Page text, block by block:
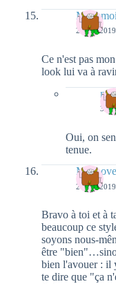
2 MAI
Ce n'est pas
look lui va à
3
Oui, on
tenue.
My
2 MAI
Bravo à toi et à
beaucoup ce
soyons nous-
être
bien l'avouer : il
te dire que "ça